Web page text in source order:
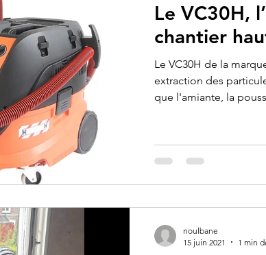
Le VC30H,
chantier
Le VC30H de la
extraction des
que l'amiante, la
noulbane
15 juin 2021
1 min